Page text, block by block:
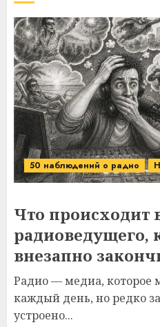
50 наблюдений о радио
Что происходит
радиоведущего,
внезапно
Радио — медиа, которое
каждый день, но редко
устроено...